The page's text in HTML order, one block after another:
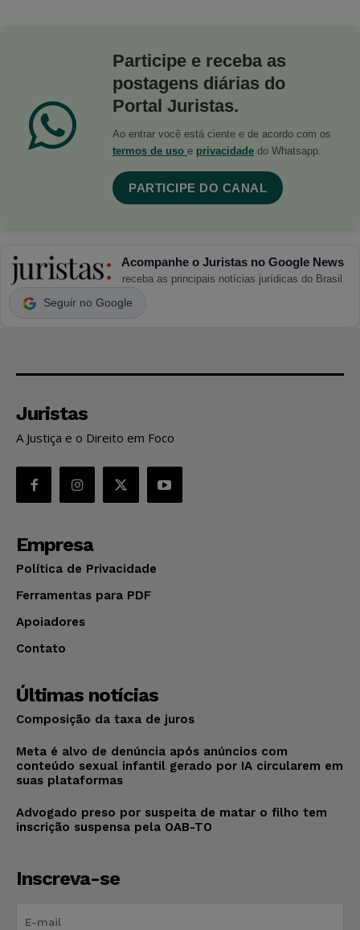
Participe e receba as
postagens diárias do
Portal Juristas.
Ao entrar você está ciente e de acordo com os
termos de uso e privacidade do Whatsapp.
PARTICIPE DO CANAL
Acompanhe o Juristas no Google News
receba as principais notícias jurídicas do Brasil
Seguir no Google
Juristas
A Justiça e o Direito em Foco
Empresa
Política de Privacidade
Ferramentas para PDF
Apoiadores
Contato
Últimas notícias
Composição da taxa de juros
Meta é alvo de denúncia após anúncios com
conteúdo sexual infantil gerado por IA circularem em
suas plataformas
Advogado preso por suspeita de matar o filho tem
inscrição suspensa pela OAB-TO
Inscreva-se